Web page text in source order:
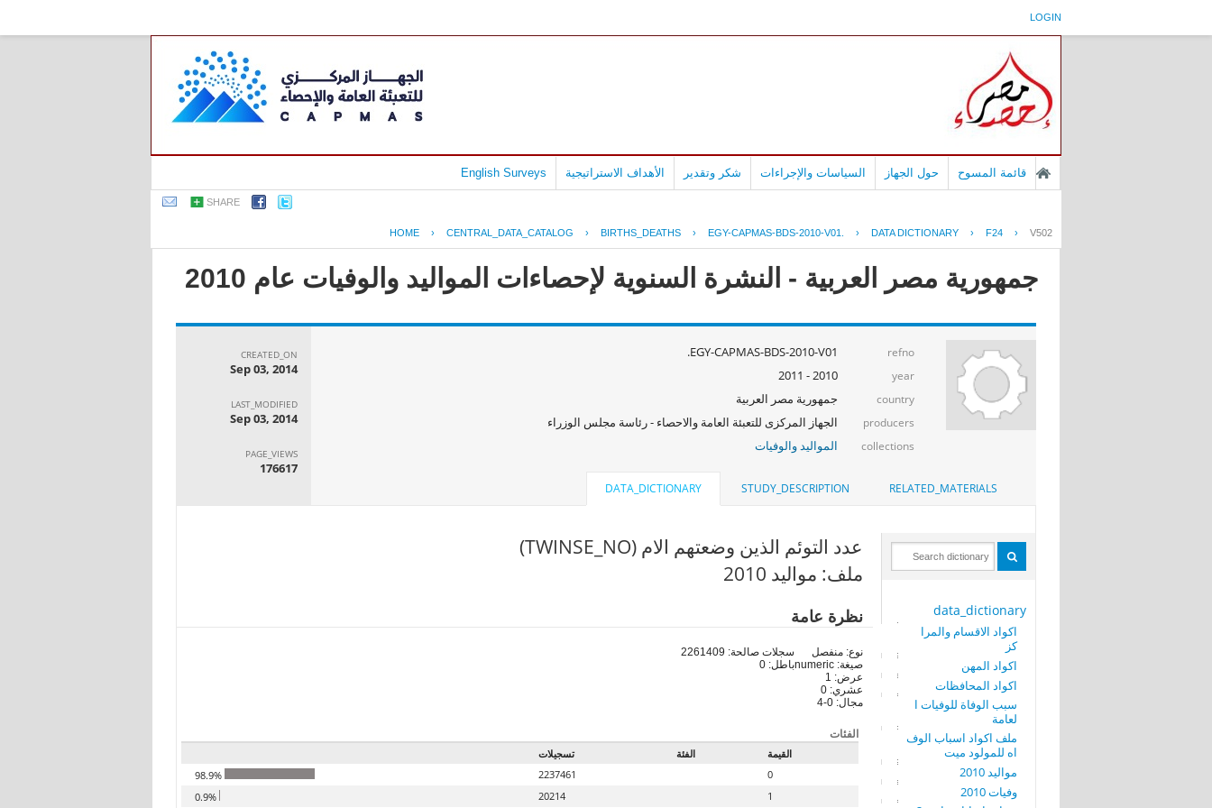
LOGIN
قائمة المسوح حول الجهاز السياسات والإجراءات شكر وتقدير الأهداف الاستراتيجية English Surveys
SHARE
HOME › CENTRAL_DATA_CATALOG › BIRTHS_DEATHS › EGY-CAPMAS-BDS-2010-V01. › DATA DICTIONARY › F24 › V502
جمهورية مصر العربية - النشرة السنوية لإحصاءات المواليد والوفيات عام 2010
refno
EGY-CAPMAS-BDS-2010-V01.
year
2010 - 2011
country جمهورية مصر العربية
producers الجهاز المركزى للتعبئة العامة والاحصاء - رئاسة مجلس الوزراء
collections المواليد والوفيات
CREATED_ON
Sep 03, 2014
LAST_MODIFIED
Sep 03, 2014
PAGE_VIEWS
176617
RELATED_MATERIALS
STUDY_DESCRIPTION
DATA_DICTIONARY
data_dictionary
اكواد الاقسام والمرا
كز
اكواد المهن
اكواد المحافظات
سبب الوفاة للوفيات ا
لعامة
ملف اكواد اسباب الوف
اه للمولود ميت
مواليد 2010
وفيات 2010
عدد التوئم الذين وضعتهم الام (TWINSE_NO)
ملف: مواليد 2010
نظرة عامة
نوع: منفصل
صيغة: numeric
عرض: 1
عشري: 0
مجال: 0-4
سجلات صالحة: 2261409
باطل: 0
الفئات
القيمة الفئة
تسجيلات
0
2237461
1
20214